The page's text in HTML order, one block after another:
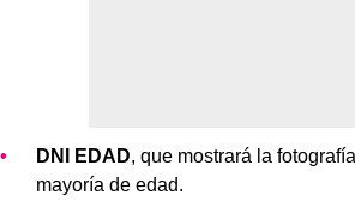
DNI EDAD, que mostrará la
mayoría de edad.